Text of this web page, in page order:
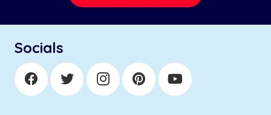
Socials